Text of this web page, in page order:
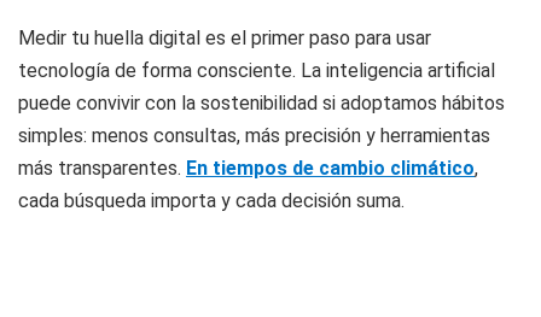
Medir tu huella digital es el primer paso para usar
tecnología de forma consciente. La inteligencia artificial
puede convivir con la sostenibilidad si adoptamos hábitos
simples: menos consultas, más precisión y herramientas
más transparentes. En tiempos de cambio climático,
cada búsqueda importa y cada decisión suma.